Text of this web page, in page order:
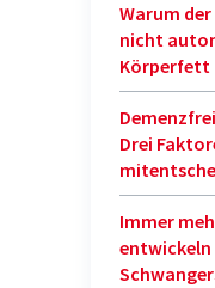
Warum der
nicht
Körperfett
Drei
Immer
entwickeln